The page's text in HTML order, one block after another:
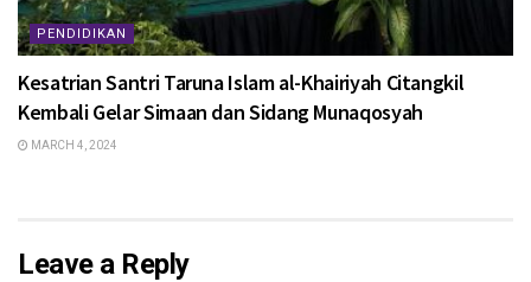
PENDIDIKAN
Kesatrian Santri Taruna Islam al-Khairiyah Citangkil
Kembali Gelar Simaan dan Sidang Munaqosyah
MARCH 4, 2024
Leave a Reply